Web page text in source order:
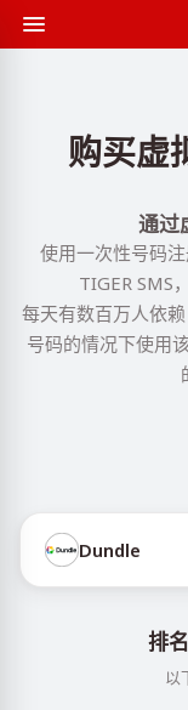
购买虚
通过
使用一次性号码
TIGER SMS
每天有数百万人依
号码的情况下使用
Dundle
排
以